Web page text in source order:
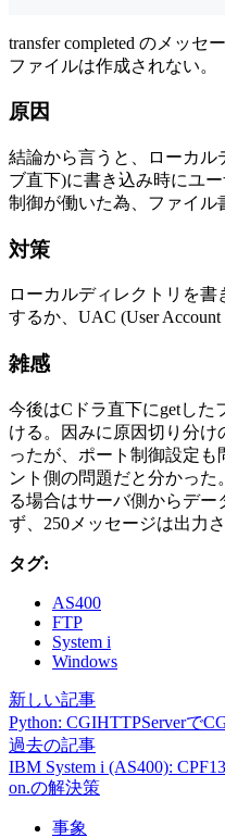
transfer completed のメッ
ファイルは作成されない。
原因
結論から言うと、ローカル
ブ直下)に書き込み時にユ
制御が働いた為、ファイル
対策
ローカルディレクトリを
するか、UAC (User Account
雑感
今後はCドラ直下にgetした
ける。因みに原因切り分け
ったが、ポート制御設定
ント側の問題だと分かっ
る場合はサーバ側からデ
ず、250メッセージは出力さ
タグ:
AS400
FTP
System i
Windows
新しい記事
Python: CGIHTTPServerで
過去の記事
IBM System i (AS400):
on.の解決策
事象